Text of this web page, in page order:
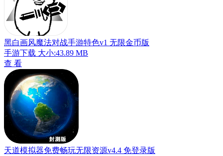
黑白画风魔法对战手游特色v1 无限金币版
手游下载 大小:43.89 MB
查 看
天道模拟器免费畅玩无限资源v4.4 免登录版